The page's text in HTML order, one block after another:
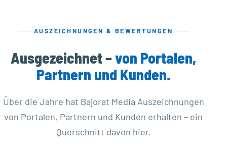
AUSZEICHNUNGEN & BEWERTUNGEN
Ausgezeichnet –von Portalen,
Partnern und Kunden.
Über die Jahre hat Bajorat Media Auszeichnungen
von Portalen, Partnern und Kunden erhalten – ein
Querschnitt davon hier.